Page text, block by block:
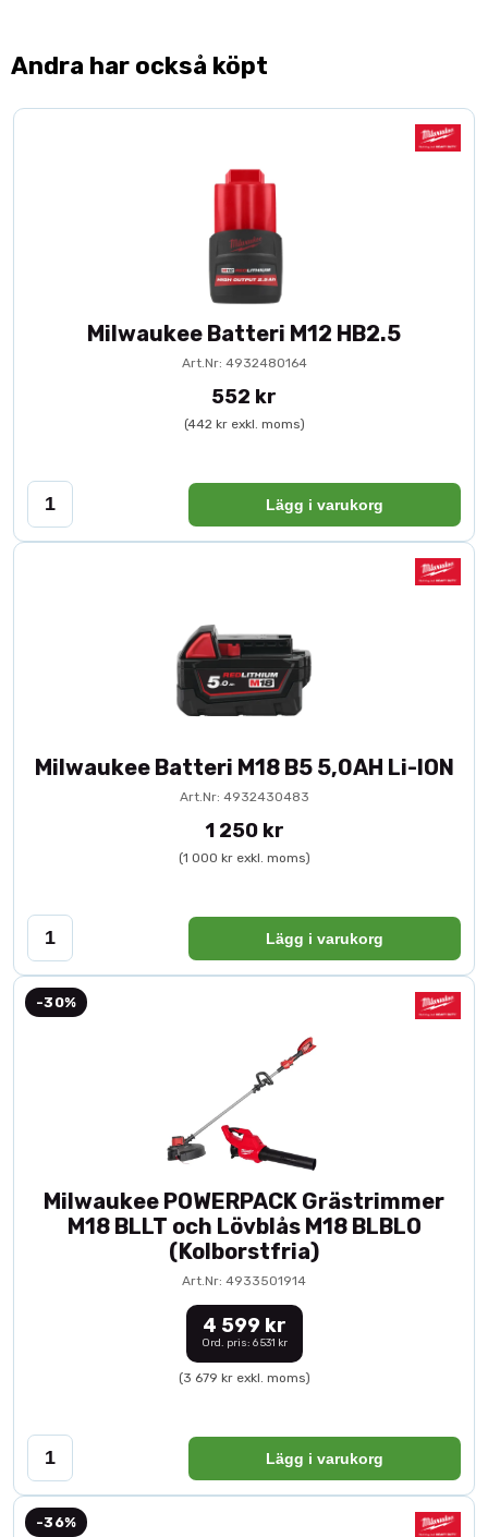
Andra har också köpt
Milwaukee Batteri M12 HB2.5
Art.Nr: 4932480164
552 kr
(442 kr exkl. moms)
Lägg i varukorg
Milwaukee Batteri M18 B5 5,0AH Li-ION
Art.Nr: 4932430483
1 250 kr
(1 000 kr exkl. moms)
Lägg i varukorg
-30%
Milwaukee POWERPACK Grästrimmer
M18 BLLT och Lövblås M18 BLBLO
(Kolborstfria)
Art.Nr: 4933501914
4 599 kr
Ord. pris: 6 531 kr
(3 679 kr exkl. moms)
Lägg i varukorg
-36%